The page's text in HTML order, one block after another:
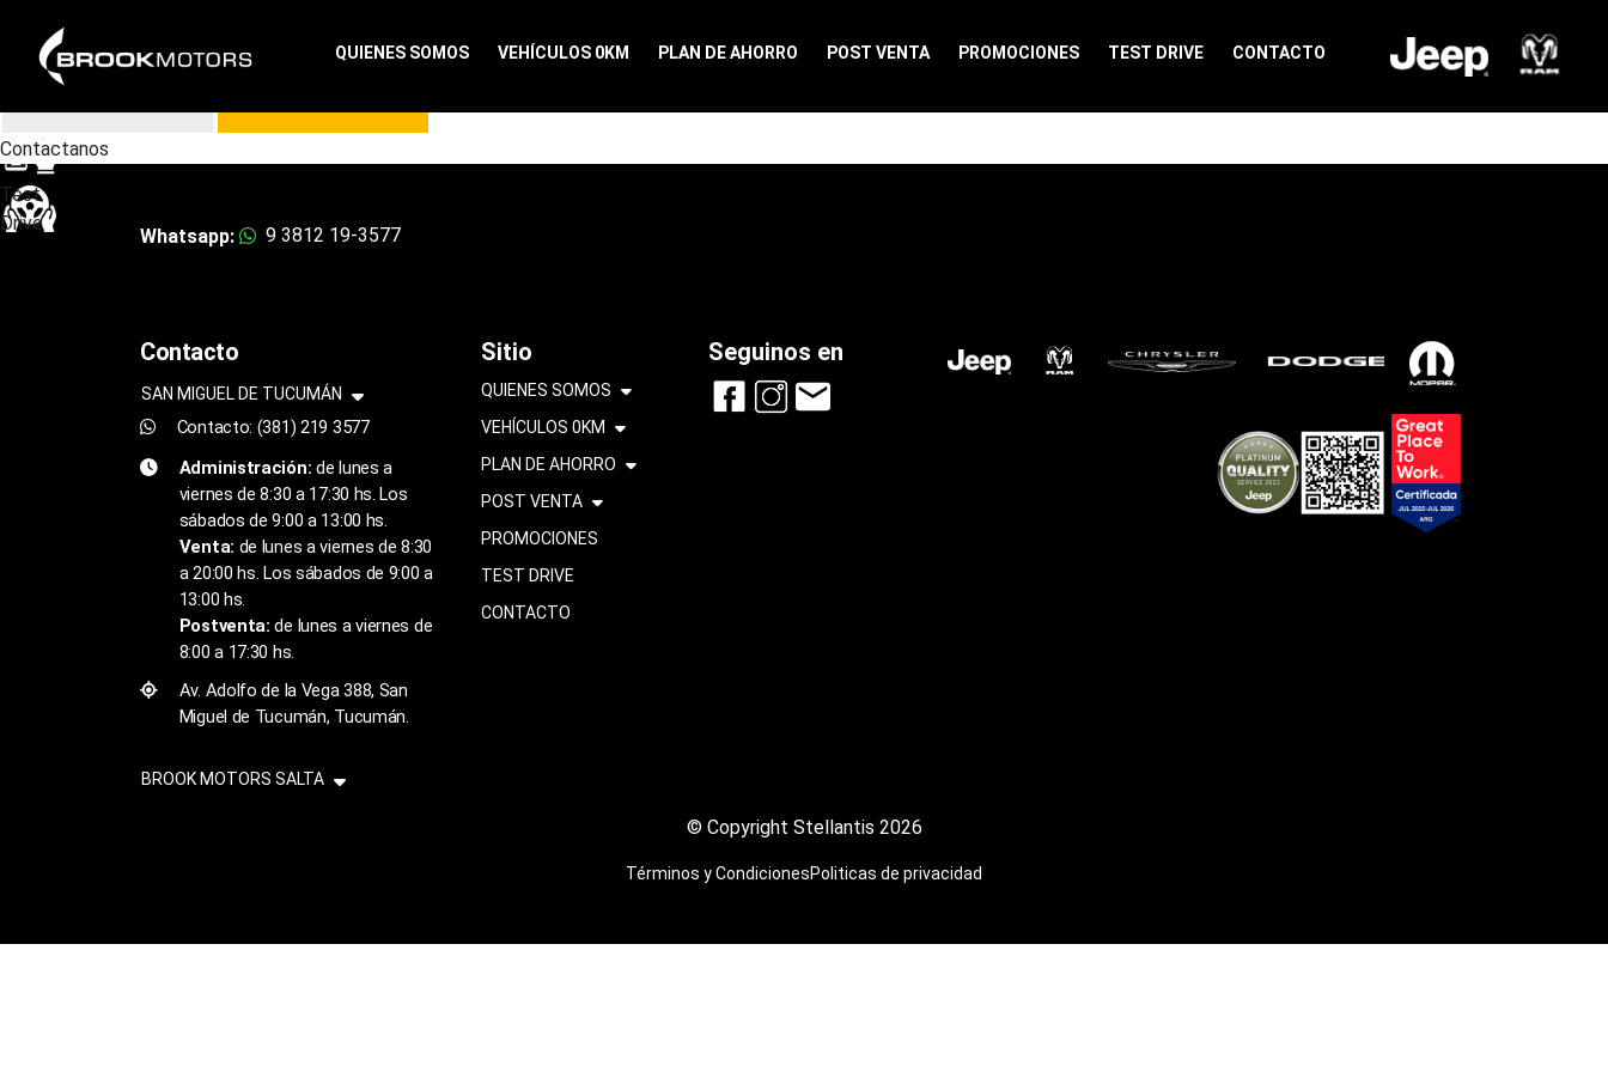
QUIENES SOMOS VEHÍCULOS 0KM PLAN DE AHORRO POST VENTA PROMOCIONES TEST DRIVE CONTACTO
Vehículos
Sucursales
Contactanos
Test
Drive
Whatsapp: 9 3812 19-3577
Contacto
SAN MIGUEL DE TUCUMÁN
Contacto: (381) 219 3577
Administración: de lunes a
viernes de 8:30 a 17:30 hs. Los
sábados de 9:00 a 13:00 hs.
Venta: de lunes a viernes de 8:30
a 20:00 hs. Los sábados de 9:00 a
13:00 hs.
Postventa: de lunes a viernes de
8:00 a 17:30 hs.
Av. Adolfo de la Vega 388, San
Miguel de Tucumán, Tucumán.
BROOK MOTORS SALTA
Sitio
QUIENES SOMOS
VEHÍCULOS 0KM
PLAN DE AHORRO
POST VENTA
PROMOCIONES
TEST DRIVE
CONTACTO
Seguinos en
© Copyright Stellantis 2026
Términos y CondicionesPoliticas de privacidad